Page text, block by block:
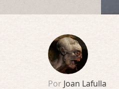
Por Joan Lafulla